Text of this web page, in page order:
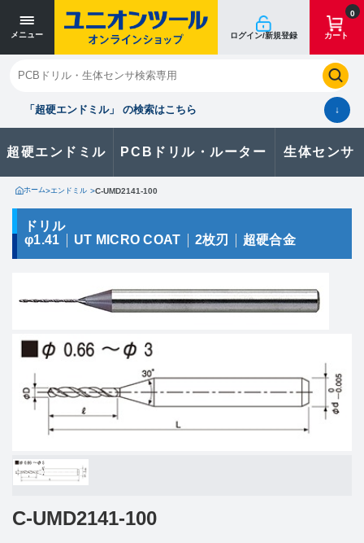
メニュー ログイン/新規登録
0
カート
「超硬エンドミル」 の検索はこちら ↓
超硬エンドミル PCBドリル・ルーター 生体センサ
閉じる
お気に入り クイックオーダー 購入履歴
製品に関するお問い合わせはこちら
カタログ一覧
ホーム>エンドミル >C-UMD2141-100
ドリル
φ1.41
UT MICRO COAT 2枚刃 超硬合金
C-UMD2141-100
寸法単位 [mm]
寸法単位 [mm]